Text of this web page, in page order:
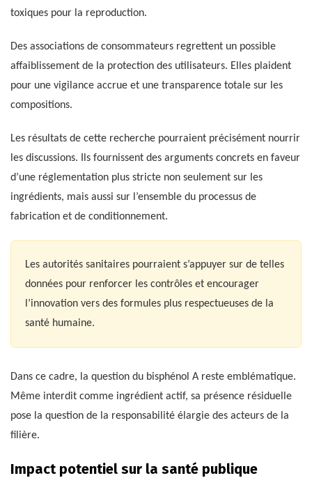
toxiques pour la reproduction.
Des associations de consommateurs regrettent un possible
affaiblissement de la protection des utilisateurs. Elles plaident
pour une vigilance accrue et une transparence totale sur les
compositions.
Les résultats de cette recherche pourraient précisément nourrir
les discussions. Ils fournissent des arguments concrets en faveur
d’une réglementation plus stricte non seulement sur les
ingrédients, mais aussi sur l’ensemble du processus de
fabrication et de conditionnement.
Les autorités sanitaires pourraient s’appuyer sur de telles
données pour renforcer les contrôles et encourager
l’innovation vers des formules plus respectueuses de la
santé humaine.
Dans ce cadre, la question du bisphénol A reste emblématique.
Même interdit comme ingrédient actif, sa présence résiduelle
pose la question de la responsabilité élargie des acteurs de la
filière.
Impact potentiel sur la santé publique